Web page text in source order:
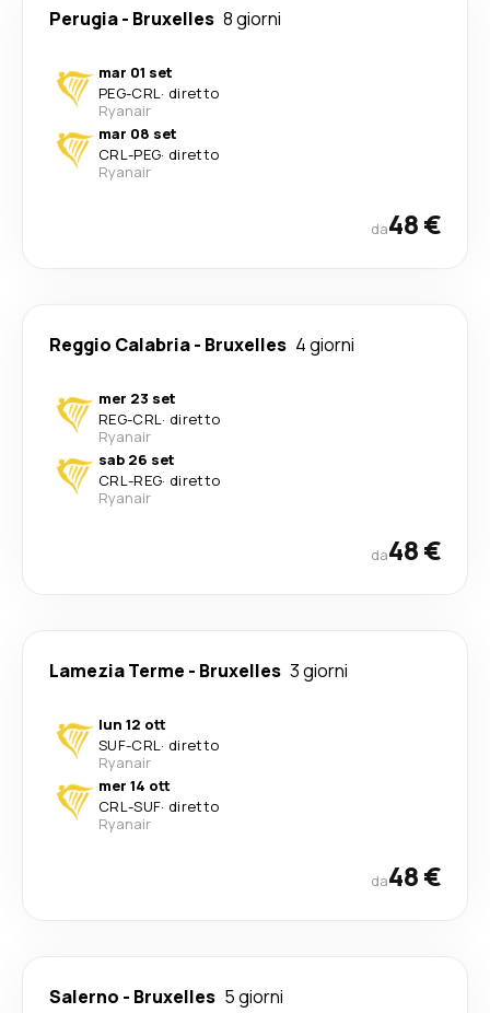
Perugia- Bruxelles 8 giorni
mar 01 set
PEG-CRL· diretto
Ryanair
mar 08 set
CRL-PEG· diretto
Ryanair
da48 €
Reggio Calabria- Bruxelles 4 giorni
mer 23 set
REG-CRL· diretto
Ryanair
sab 26 set
CRL-REG· diretto
Ryanair
da48 €
Lamezia Terme - Bruxelles 3 giorni
lun 12 ott
SUF-CRL· diretto
Ryanair
mer 14 ott
CRL-SUF· diretto
Ryanair
da48 €
Salerno - Bruxelles 5 giorni